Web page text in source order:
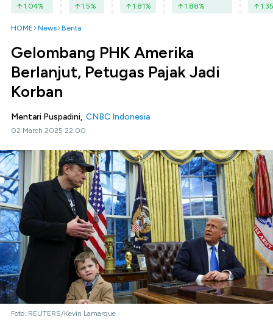
1.04% 1.5% 1.81% 1.88% 1.35
HOME News Berita
Gelombang PHK Amerika
Berlanjut, Petugas Pajak Jadi
Korban
Mentari Puspadini, CNBC Indonesia
02 March 2025 22:00
Foto: REUTERS/Kevin Lamarque